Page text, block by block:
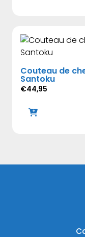
variations.
Les
options
peuvent
être
Couteau de
Santoku
€44,95